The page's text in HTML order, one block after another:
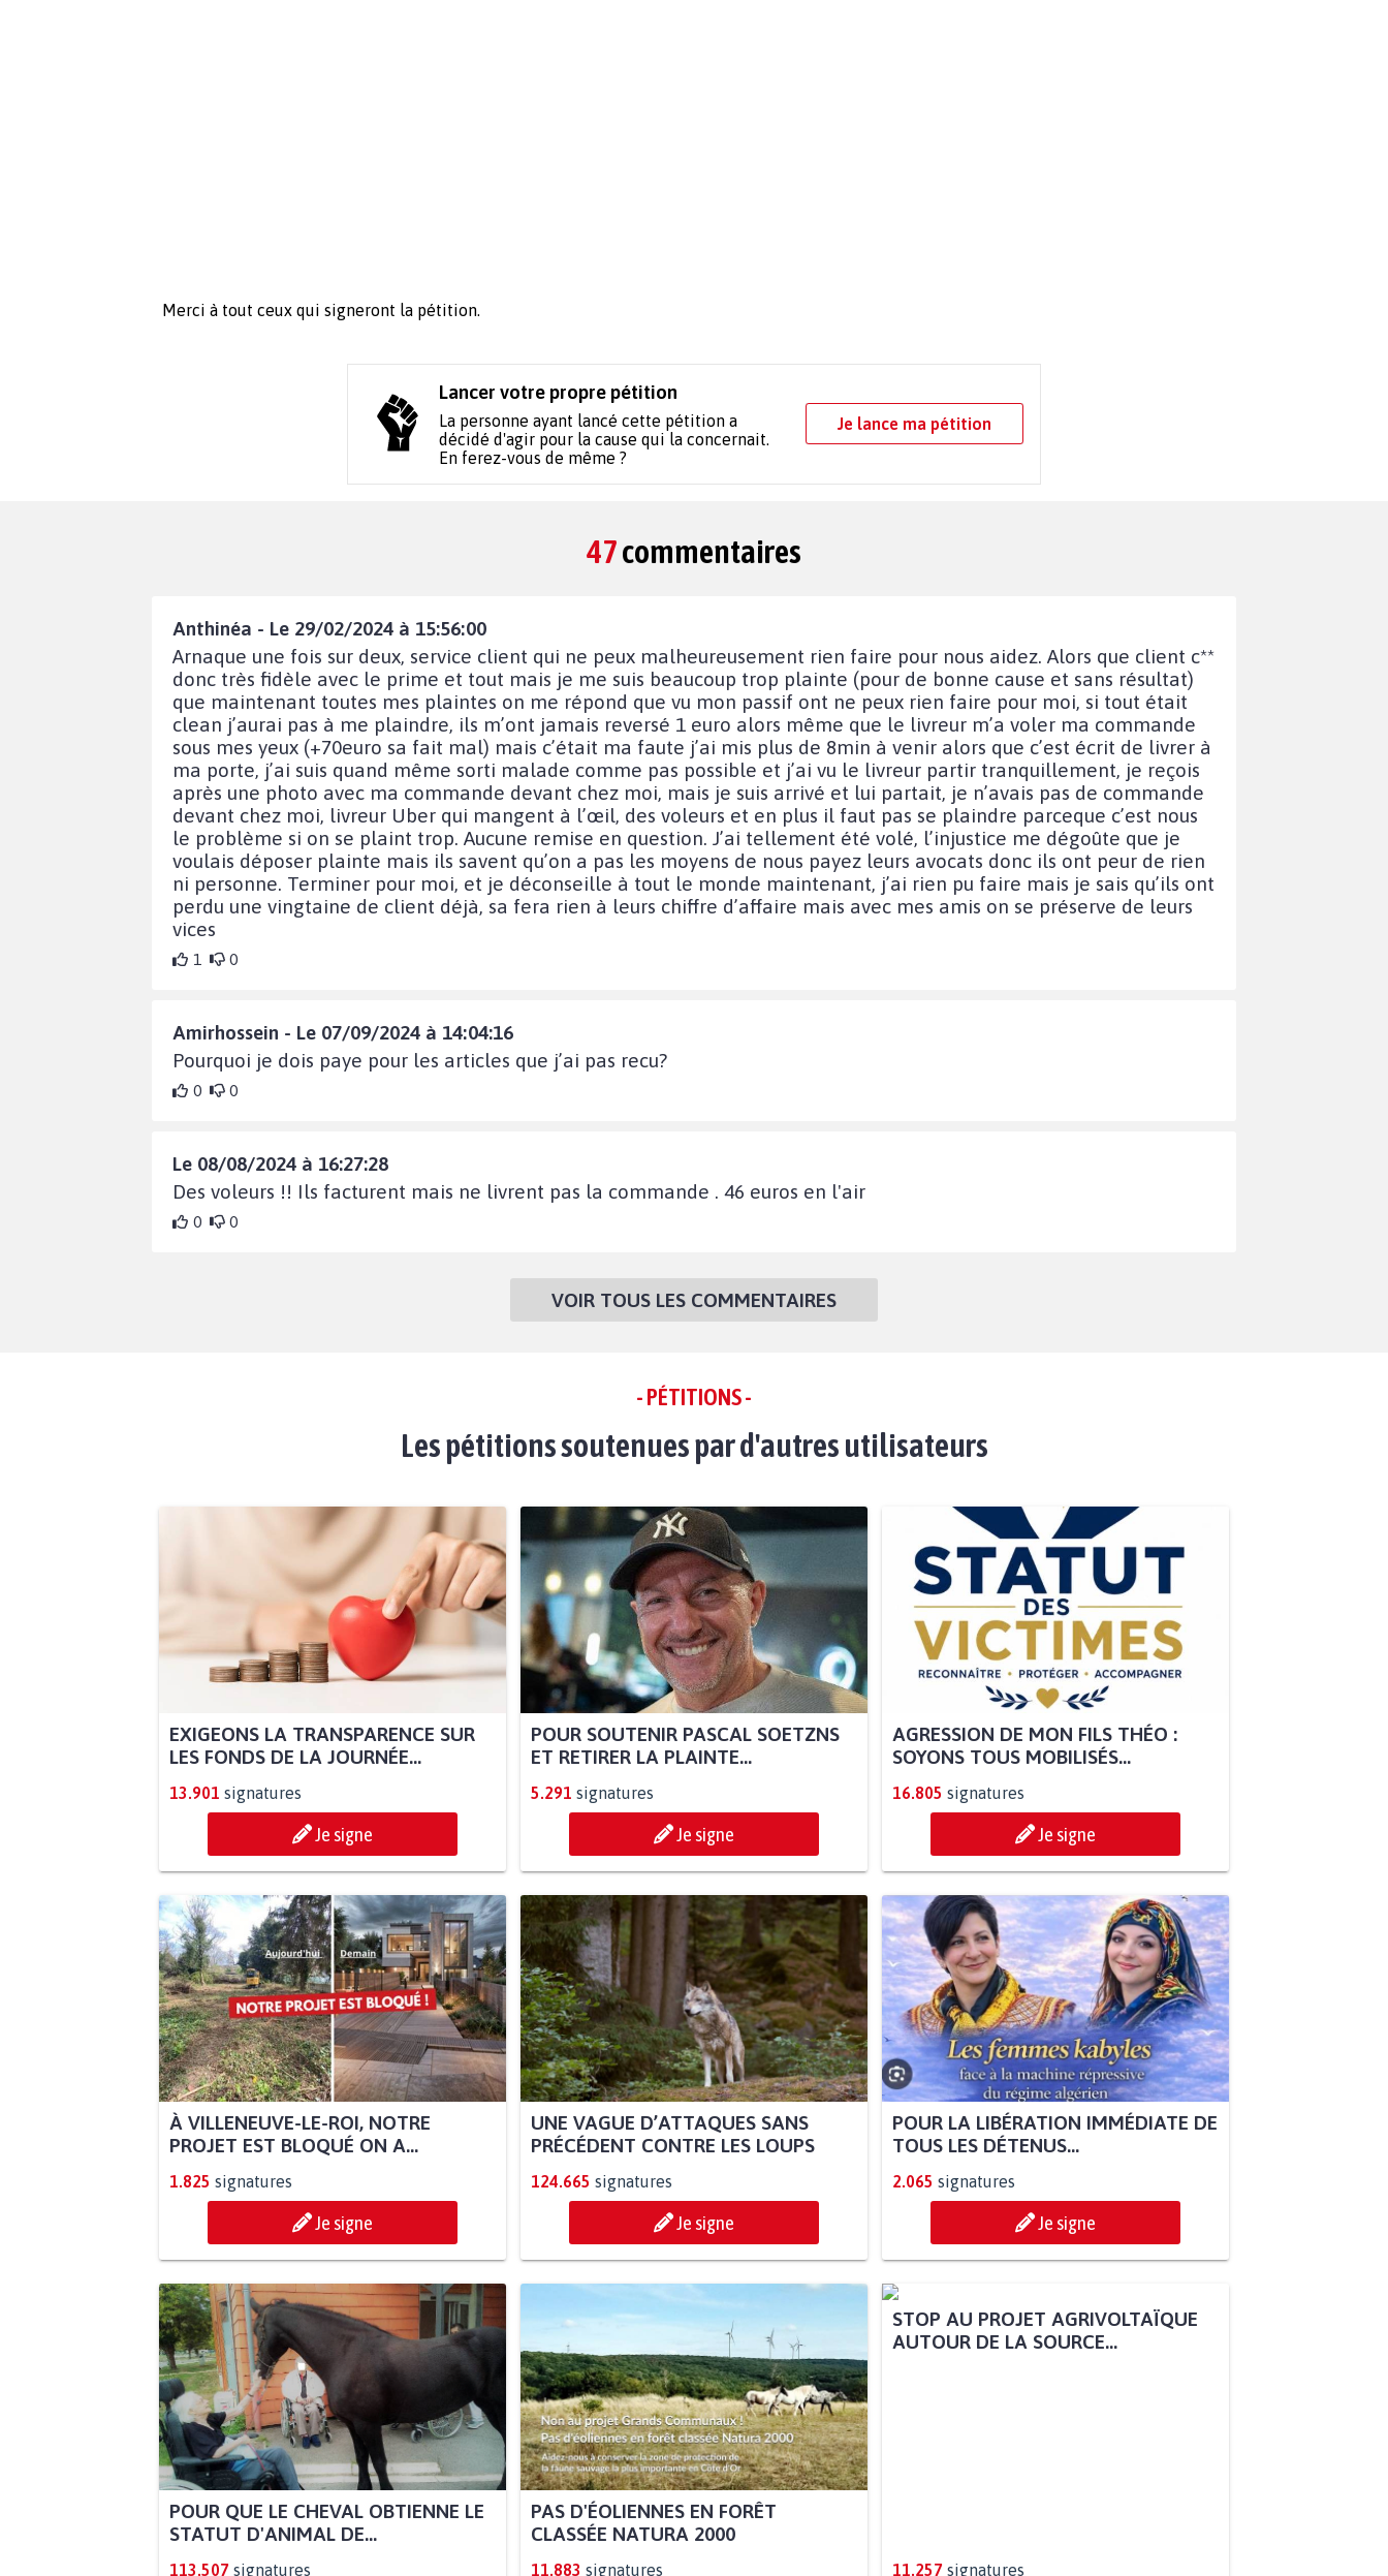
Merci à tout ceux qui signeront la pétition.
Lancer votre propre pétition
La personne ayant lancé cette pétition a
décidé d'agir pour la cause qui la concernait.
En ferez-vous de même ?
Je lance ma pétition
47commentaires
Anthinéa - Le 29/02/2024 à 15:56:00
Arnaque une fois sur deux, service client qui ne peux malheureusement rien faire pour nous aidez. Alors que client c**
donc très fidèle avec le prime et tout mais je me suis beaucoup trop plainte (pour de bonne cause et sans résultat)
que maintenant toutes mes plaintes on me répond que vu mon passif ont ne peux rien faire pour moi, si tout était
clean j’aurai pas à me plaindre, ils m’ont jamais reversé 1 euro alors même que le livreur m’a voler ma commande
sous mes yeux (+70euro sa fait mal) mais c’était ma faute j’ai mis plus de 8min à venir alors que c’est écrit de livrer à
ma porte, j’ai suis quand même sorti malade comme pas possible et j’ai vu le livreur partir tranquillement, je reçois
après une photo avec ma commande devant chez moi, mais je suis arrivé et lui partait, je n’avais pas de commande
devant chez moi, livreur Uber qui mangent à l’œil, des voleurs et en plus il faut pas se plaindre parceque c’est nous
le problème si on se plaint trop. Aucune remise en question. J’ai tellement été volé, l’injustice me dégoûte que je
voulais déposer plainte mais ils savent qu’on a pas les moyens de nous payez leurs avocats donc ils ont peur de rien
ni personne. Terminer pour moi, et je déconseille à tout le monde maintenant, j’ai rien pu faire mais je sais qu’ils ont
perdu une vingtaine de client déjà, sa fera rien à leurs chiffre d’affaire mais avec mes amis on se préserve de leurs
vices
1 0
Amirhossein - Le 07/09/2024 à 14:04:16
Pourquoi je dois paye pour les articles que j’ai pas recu?
0 0
Le 08/08/2024 à 16:27:28
Des voleurs !! Ils facturent mais ne livrent pas la commande . 46 euros en l'air
0 0
VOIR TOUS LES COMMENTAIRES
- PÉTITIONS -
Les pétitions soutenues par d'autres utilisateurs
EXIGEONS LA TRANSPARENCE SUR
LES FONDS DE LA JOURNÉE...
13.901 signatures
Je signe
POUR SOUTENIR PASCAL SOETZNS
ET RETIRER LA PLAINTE...
5.291 signatures
Je signe
AGRESSION DE MON FILS THÉO :
SOYONS TOUS MOBILISÉS...
16.805 signatures
Je signe
À VILLENEUVE-LE-ROI, NOTRE
PROJET EST BLOQUÉ ON A...
1.825 signatures
Je signe
UNE VAGUE D’ATTAQUES SANS
PRÉCÉDENT CONTRE LES LOUPS
124.665 signatures
Je signe
POUR LA LIBÉRATION IMMÉDIATE DE
TOUS LES DÉTENUS...
2.065 signatures
Je signe
POUR QUE LE CHEVAL OBTIENNE LE
STATUT D'ANIMAL DE...
113.507 signatures
PAS D'ÉOLIENNES EN FORÊT
CLASSÉE NATURA 2000
11.883 signatures 11.257 signatures